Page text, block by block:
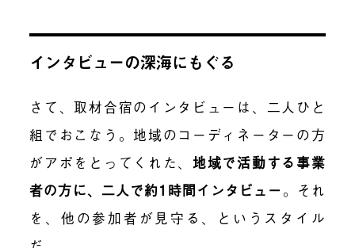
インタビューの深海にもぐる
さて、取材合宿のインタビューは、二人ひと
組でおこなう。地域のコーディネーターの方
がアポをとってくれた、地域で活動する事業
者の方に、二人で約1時間インタビュー 。それ
を、他の参加者が見守る、というスタイル